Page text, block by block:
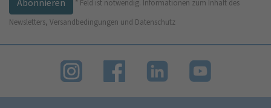
* Feld ist notwendig. Informationen zum Inhalt des
Newsletters, Versandbedingungen und Datenschutz